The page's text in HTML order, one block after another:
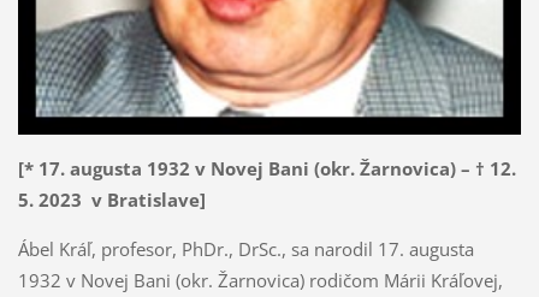
[* 17. augusta 1932 v Novej Bani (okr. Žarnovica) – † 12.
5. 2023 v Bratislave]
Ábel Kráľ, profesor, PhDr., DrSc., sa narodil 17. augusta
1932 v Novej Bani (okr. Žarnovica) rodičom Márii Kráľovej,